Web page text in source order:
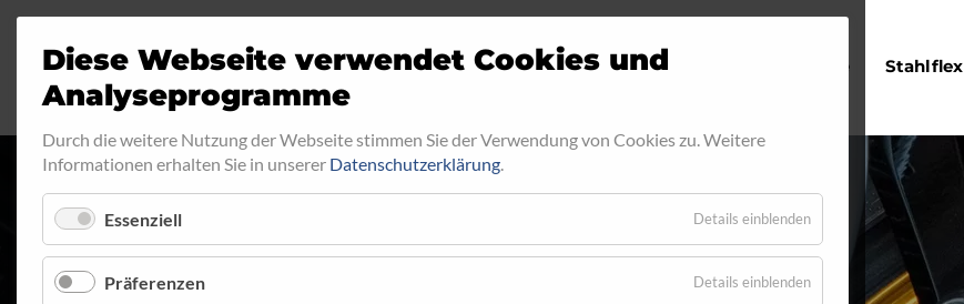
überspringen
Startseite Stahlflex
RINGFITTING 017
Diese Webseite verwendet Cookies und
Analyseprogramme
Durch die weitere Nutzung der Webseite stimmen Sie der Verwendung von Cookies zu. Weitere
Informationen erhalten Sie in unserer Datenschutzerklärung.
Essenziell Details einblenden
Präferenzen Details einblenden